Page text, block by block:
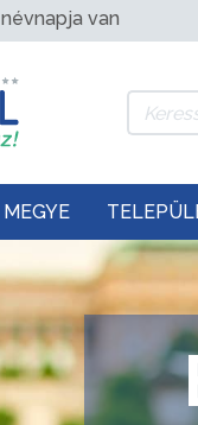
névnapja van
MEGYE